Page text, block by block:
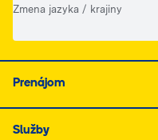
Zmena jazyka / krajiny
Prenájom
Služby